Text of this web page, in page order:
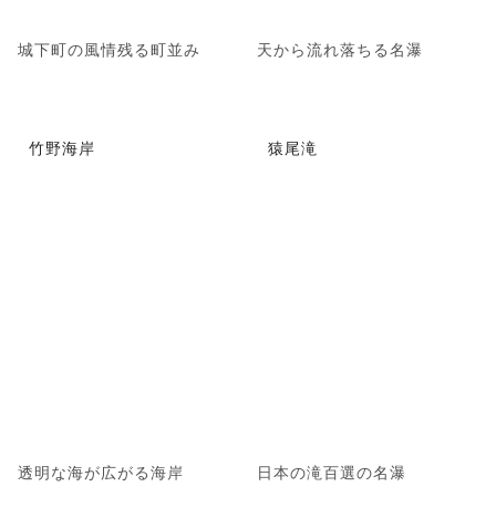
城下町の風情残る町並み 天から流れ落ちる名瀑
竹野海岸
透明な海が広がる海岸
猿尾滝
日本の滝百選の名瀑